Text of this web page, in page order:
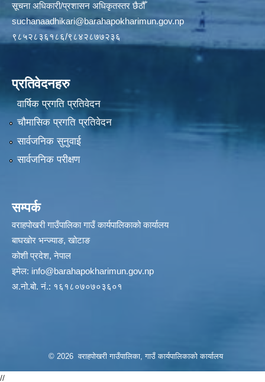
सूचना अधिकारी/प्रशासन अधिकृतस्तर छैठौँ
suchanaadhikari@barahapokharimun.gov.np
९८५२८३६१८६/९८४२८७७२३६
प्रतिवेदनहरु
वार्षिक प्रगति प्रतिवेदन
चौमासिक प्रगति प्रतिवेदन
सार्वजनिक सुनुवाई
सार्वजनिक परीक्षण
सम्पर्क
वराहपोखरी गाउँपालिका गाउँ कार्यपालिकाको कार्यालय
बाघखोर भन्ज्याङ, खोटाङ
कोशी प्रदेश, नेपाल
इमेल: info@barahapokharimun.gov.np
अ.नो.बो. नं.: १६१८०७०७०३६०१
© 2026 वराहपोखरी गाउँपालिका, गाउँ कार्यपालिकाको कार्यालय
//